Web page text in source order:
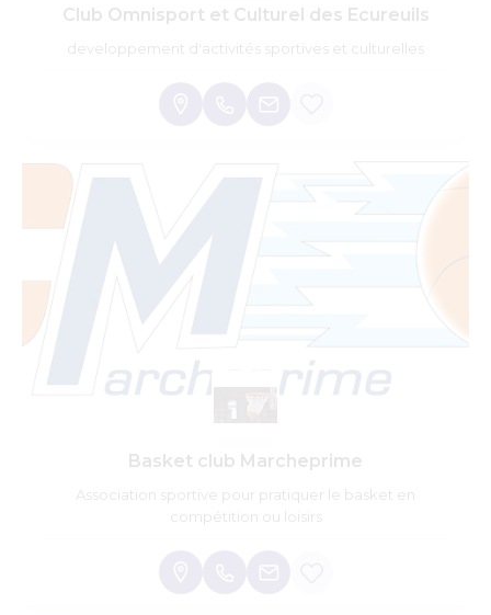
Club Omnisport et Culturel des Ecureuils
developpement d'activités sportives et culturelles
Basket club Marcheprime
Association sportive pour pratiquer le basket en
compétition ou loisirs